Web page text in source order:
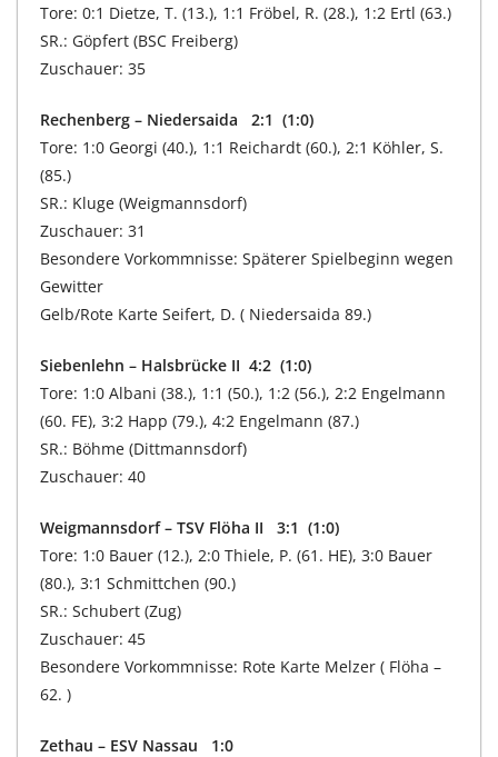
Tore: 0:1 Dietze, T. (13.), 1:1 Fröbel, R. (28.), 1:2 Ertl (63.)
SR.: Göpfert (BSC Freiberg)
Zuschauer: 35
Rechenberg – Niedersaida 2:1 (1:0)
Tore: 1:0 Georgi (40.), 1:1 Reichardt (60.), 2:1 Köhler, S.
(85.)
SR.: Kluge (Weigmannsdorf)
Zuschauer: 31
Besondere Vorkommnisse: Späterer Spielbeginn wegen
Gewitter
Gelb/Rote Karte Seifert, D. ( Niedersaida 89.)
Siebenlehn – Halsbrücke II 4:2 (1:0)
Tore: 1:0 Albani (38.), 1:1 (50.), 1:2 (56.), 2:2 Engelmann
(60. FE), 3:2 Happ (79.), 4:2 Engelmann (87.)
SR.: Böhme (Dittmannsdorf)
Zuschauer: 40
Weigmannsdorf – TSV Flöha II 3:1 (1:0)
Tore: 1:0 Bauer (12.), 2:0 Thiele, P. (61. HE), 3:0 Bauer
(80.), 3:1 Schmittchen (90.)
SR.: Schubert (Zug)
Zuschauer: 45
Besondere Vorkommnisse: Rote Karte Melzer ( Flöha –
62. )
Zethau – ESV Nassau 1:0